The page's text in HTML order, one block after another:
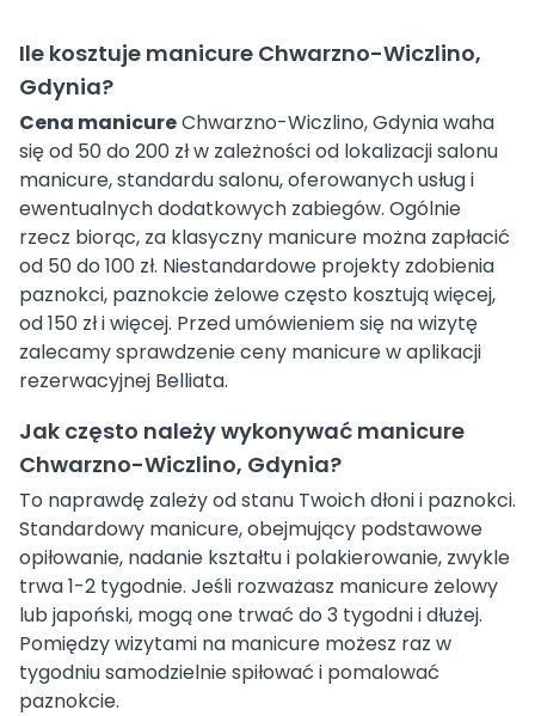
Ile kosztuje manicure Chwarzno-Wiczlino,
Gdynia?
Cena manicureChwarzno-Wiczlino, Gdynia waha
się od 50 do 200 zł w zależności od lokalizacji salonu
manicure, standardu salonu, oferowanych usług i
ewentualnych dodatkowych zabiegów. Ogólnie
rzecz biorąc, za klasyczny manicure można zapłacić
od 50 do 100 zł. Niestandardowe projekty zdobienia
paznokci, paznokcie żelowe często kosztują więcej,
od 150 zł i więcej. Przed umówieniem się na wizytę
zalecamy sprawdzenie ceny manicure w aplikacji
rezerwacyjnej Belliata.
Jak często należy wykonywać manicure
Chwarzno-Wiczlino, Gdynia?
To naprawdę zależy od stanu Twoich dłoni i paznokci.
Standardowy manicure, obejmujący podstawowe
opiłowanie, nadanie kształtu i polakierowanie, zwykle
trwa 1-2 tygodnie. Jeśli rozważasz manicure żelowy
lub japoński, mogą one trwać do 3 tygodni i dłużej.
Pomiędzy wizytami na manicure możesz raz w
tygodniu samodzielnie spiłować i pomalować
paznokcie.